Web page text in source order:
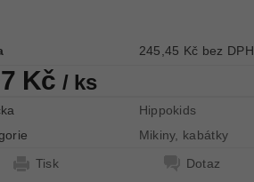
245,45 Kč bez DPH
Kč/ ks
Hippokids
Mikiny, kabátky
Tisk
Dotaz